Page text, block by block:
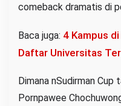
comeback dramatis di
Baca juga: 4 Kampus
Daftar Universitas
Dimana nSudirman Cup
Pornpawee